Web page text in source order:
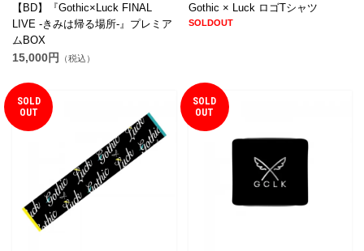
【BD】『Gothic×Luck FINAL
LIVE -きみは帰る場所-』プレミア
ムBOX
15,000円 （税込）
Gothic × Luck ロゴTシャツ
SOLDOUT
SOLD
OUT
SOLD
OUT